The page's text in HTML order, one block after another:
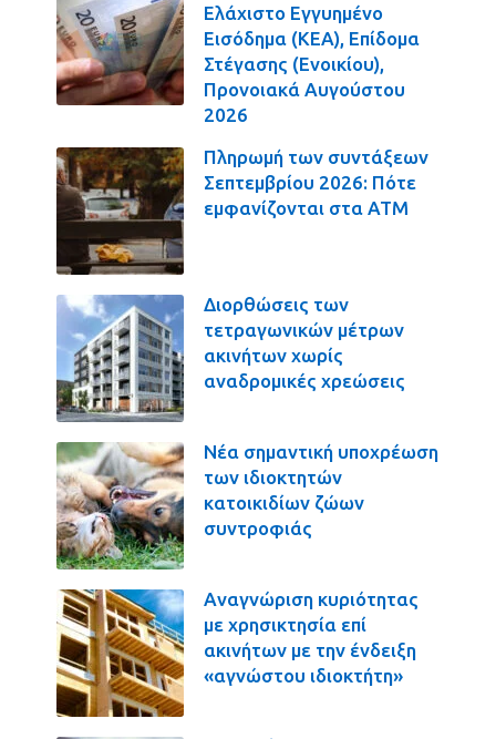
Ελάχιστο Εγγυημένο
Εισόδημα (ΚΕΑ), Επίδομα
Στέγασης (Ενοικίου),
Προνοιακά Αυγούστου
2026
Πληρωμή των συντάξεων
Σεπτεμβρίου 2026: Πότε
εμφανίζονται στα ΑΤΜ
Διορθώσεις των
τετραγωνικών μέτρων
ακινήτων χωρίς
αναδρομικές χρεώσεις
Νέα σημαντική υποχρέωση
των ιδιοκτητών
κατοικιδίων ζώων
συντροφιάς
Αναγνώριση κυριότητας
με χρησικτησία επί
ακινήτων με την ένδειξη
«αγνώστου ιδιοκτήτη»